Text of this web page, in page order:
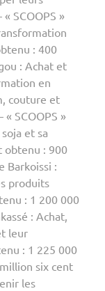
SCOOPS »
: 400
: Achat et
en
couture et
SCOOPS »
et sa
obtenu : 900
Barkoissi :
produits
: 1 200 000
: Achat,
leur
: 1 225 000
six cent
les